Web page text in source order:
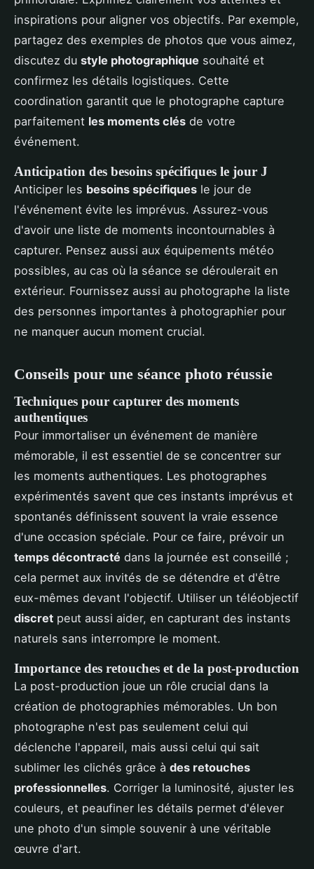
inspirations pour aligner vos objectifs. Par exemple,
partagez des exemples de photos que vous aimez,
discutez du style photographique souhaité et
confirmez les détails logistiques. Cette
coordination garantit que le photographe capture
parfaitement les moments clés de votre
événement.
Anticipation des besoins spécifiques le jour J
Anticiper les besoins spécifiques le jour de
l'événement évite les imprévus. Assurez-vous
d'avoir une liste de moments incontournables à
capturer. Pensez aussi aux équipements météo
possibles, au cas où la séance se déroulerait en
extérieur. Fournissez aussi au photographe la liste
des personnes importantes à photographier pour
ne manquer aucun moment crucial.
Conseils pour une séance photo réussie
Techniques pour capturer des moments
authentiques
Pour immortaliser un événement de manière
mémorable, il est essentiel de se concentrer sur
les moments authentiques. Les photographes
expérimentés savent que ces instants imprévus et
spontanés définissent souvent la vraie essence
d'une occasion spéciale. Pour ce faire, prévoir un
temps décontracté dans la journée est conseillé ;
cela permet aux invités de se détendre et d'être
eux-mêmes devant l'objectif. Utiliser un téléobjectif
discret peut aussi aider, en capturant des instants
naturels sans interrompre le moment.
Importance des retouches et de la post-production
La post-production joue un rôle crucial dans la
création de photographies mémorables. Un bon
photographe n'est pas seulement celui qui
déclenche l'appareil, mais aussi celui qui sait
sublimer les clichés grâce à des retouches
professionnelles. Corriger la luminosité, ajuster les
couleurs, et peaufiner les détails permet d'élever
une photo d'un simple souvenir à une véritable
œuvre d'art.